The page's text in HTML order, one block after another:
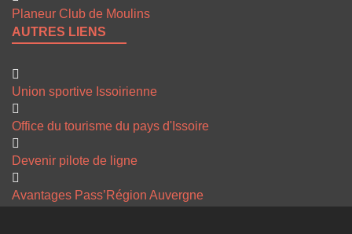
Planeur Club de Moulins
AUTRES LIENS
Union sportive Issoirienne
Office du tourisme du pays d'Issoire
Devenir pilote de ligne
Avantages Pass’Région Auvergne